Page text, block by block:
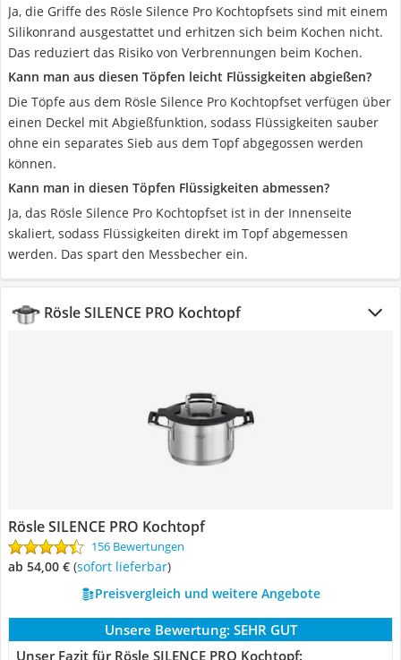
Ja, die Griffe des Rösle Silence Pro Kochtopfsets sind mit einem
Silikonrand ausgestattet und erhitzen sich beim Kochen nicht.
Das reduziert das Risiko von Verbrennungen beim Kochen.
Kann man aus diesen Töpfen leicht Flüssigkeiten abgießen?
Die Töpfe aus dem Rösle Silence Pro Kochtopfset verfügen über
einen Deckel mit Abgießfunktion, sodass Flüssigkeiten sauber
ohne ein separates Sieb aus dem Topf abgegossen werden
können.
Kann man in diesen Töpfen Flüssigkeiten abmessen?
Ja, das Rösle Silence Pro Kochtopfset ist in der Innenseite
skaliert, sodass Flüssigkeiten direkt im Topf abgemessen
werden. Das spart den Messbecher ein.
Rösle SILENCE PRO Kochtopf
Rösle SILENCE PRO Kochtopf
156 Bewertungen
ab 54,00 € ( Sofort lieferbar)
Preisvergleich und weitere Angebote
Unsere Bewertung: SEHR GUT
Unser Fazit für Rösle SILENCE PRO Kochtopf: